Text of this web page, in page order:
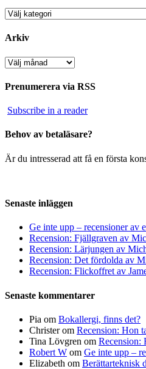
Kategorier
Arkiv
Arkiv
Prenumerera via RSS
Subscribe in a reader
Behov av betaläsare?
Är du intresserad att få en första
Senaste inläggen
Ge inte upp – recensioner av
Recension: Fjällgraven av
Recension: Lärjungen av
Recension: Det fördolda av
Recension: Flickoffret av
Senaste kommentarer
Pia om Bokallergi, finns det?
Christerom Recension: Hon
Tina Lövgren om Recension:
Robert W om Ge inte upp –
Elizabeth om Berättarteknisk